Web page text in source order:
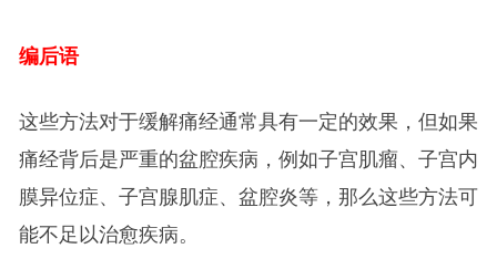
编后语
这些方法对于缓解痛经通常具有一定的效果，但如果
痛经背后是严重的盆腔疾病，例如子宫肌瘤、子宫内
膜异位症、子宫腺肌症、盆腔炎等，那么这些方法可
能不足以治愈疾病。